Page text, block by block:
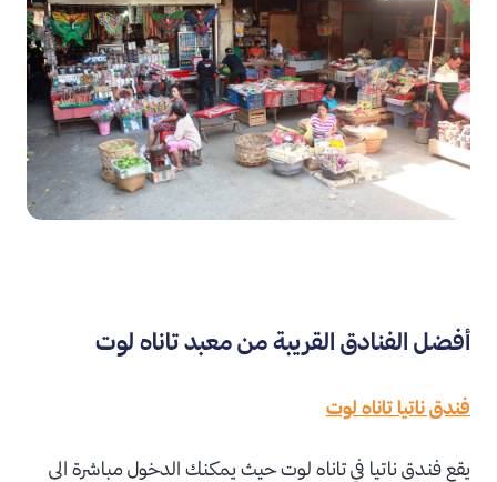
أفضل الفنادق القريبة من معبد تاناه لوت
فندق ناتيا تاناه لوت
يقع فندق ناتيا في تاناه لوت حيث يمكنك الدخول مباشرة الى